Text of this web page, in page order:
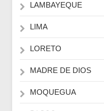
LAMBAYEQUE
LIMA
LORETO
MADRE DE DIOS
MOQUEGUA